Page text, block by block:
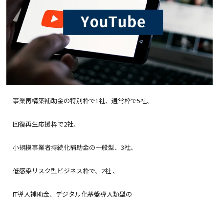
事業再構築補助金の特別枠で1社、通常枠で5社、
回復再生応援枠で2社、
小規模事業者持続化補助金の一般型、3社、
低感染リスク型ビジネス枠で、2社 、
IT導入補助金、デジタル化基盤導入類型の